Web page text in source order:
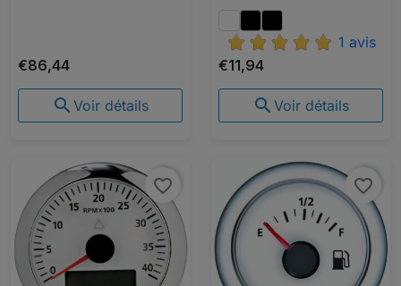
€86,44
 Voir détails
1 avis
€11,94
 Voir détails
favorite_border favorite_border